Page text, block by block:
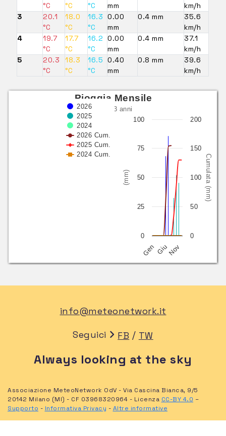
°C
°C
°C
mm
km/h
3
20.1
°C
18.0
°C
16.3
°C
0.00
mm
0.4 mm
35.6
km/h
4
19.7
°C
17.7
°C
16.2
°C
0.00
mm
0.4 mm
37.1
km/h
5
20.3
°C
18.3
°C
16.5
°C
0.40
mm
0.8 mm
39.6
km/h
(mm) Cumulata (mm)
Pioggia Mensile
ultimi 3 anni
2026
2025
2024
2026 Cum.
2025 Cum.
2024 Cum.
Gen Nov
Giu
0
25
50
75
100
0
50
100
150
200
info@meteonetwork.it
Seguici FB / TW
Always looking at the sky
Associazione MeteoNetwork OdV - Via Cascina Bianca, 9/5
20142 Milano (MI) - CF 03968320964 - Licenza CC-BY 4.0 –
Supporto - Informativa Privacy - Altre informative